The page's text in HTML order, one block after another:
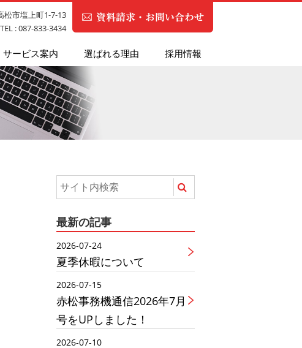
サービス案内 選ばれる理由 採用情報
松市塩上町1-7-13
TEL : 087-833-3434
最新の記事
2026-07-24
夏季休暇について
2026-07-15
赤松事務機通信2026年7月
号をUPしました！
2026-07-10